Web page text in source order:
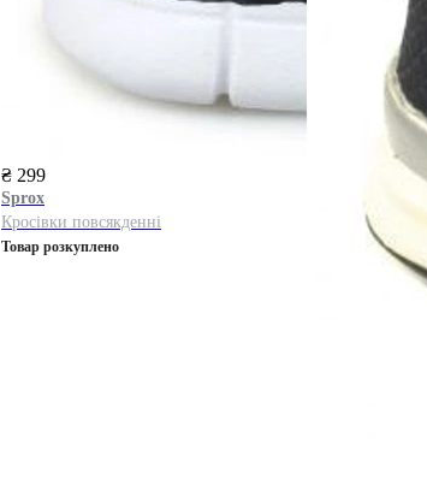
₴ 299
Sprox
Кросівки повсякденні
Товар розкуплено